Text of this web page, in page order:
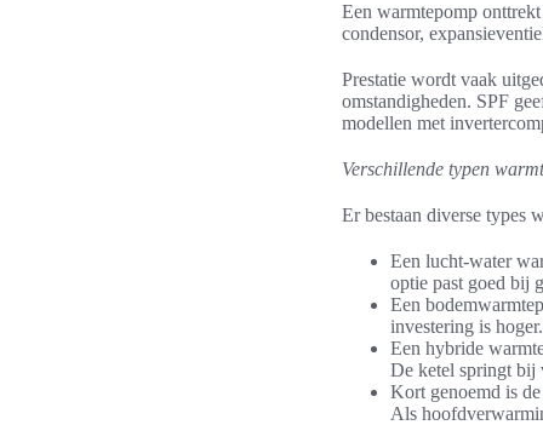
Een warmtepomp
condensor,
Prestatie wordt vaak
omstandigheden. SPF
modellen met
Verschillende typen
Er bestaan diverse types
Een lucht-water
optie past goed bij
Een
investering is
Een hybride
De ketel springt bij
Kort genoemd is
Als